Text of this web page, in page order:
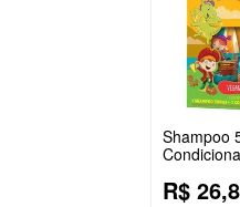
Shampoo
Infantil Xô
R$ 26,